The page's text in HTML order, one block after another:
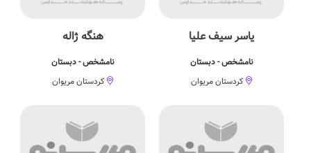
یاسر سیف علیا
نامشخص - دبستان
کردستان مریوان
هنگه ژاله
نامشخص - دبستان
کردستان مریوان